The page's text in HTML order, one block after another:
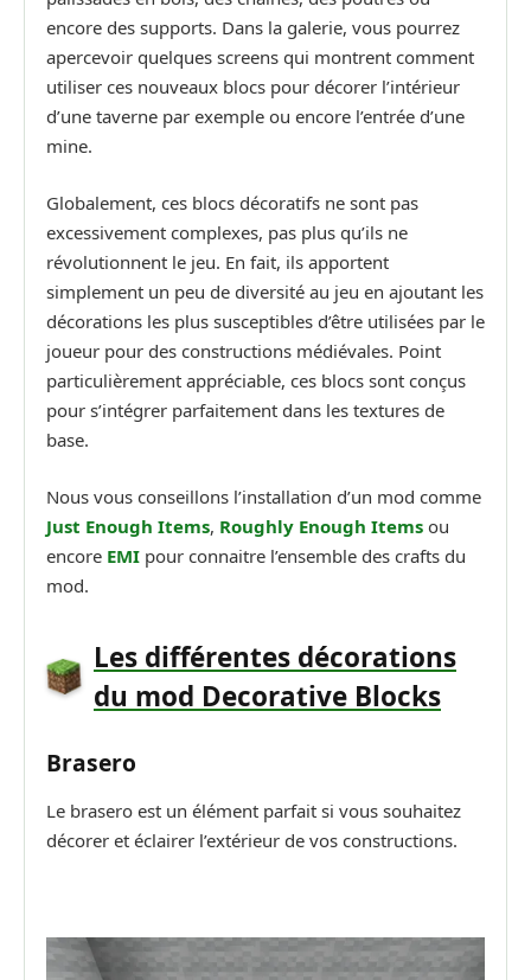
encore des supports. Dans la galerie, vous pourrez
apercevoir quelques screens qui montrent comment
utiliser ces nouveaux blocs pour décorer l’intérieur
d’une taverne par exemple ou encore l’entrée d’une
mine.
Globalement, ces blocs décoratifs ne sont pas
excessivement complexes, pas plus qu’ils ne
révolutionnent le jeu. En fait, ils apportent
simplement un peu de diversité au jeu en ajoutant les
décorations les plus susceptibles d’être utilisées par le
joueur pour des constructions médiévales. Point
particulièrement appréciable, ces blocs sont conçus
pour s’intégrer parfaitement dans les textures de
base.
Nous vous conseillons l’installation d’un mod comme
Just Enough Items, Roughly Enough Items ou
encore EMI pour connaitre l’ensemble des crafts du
mod.
Les différentes décorations
du mod Decorative Blocks
Brasero
Le brasero est un élément parfait si vous souhaitez
décorer et éclairer l’extérieur de vos constructions.